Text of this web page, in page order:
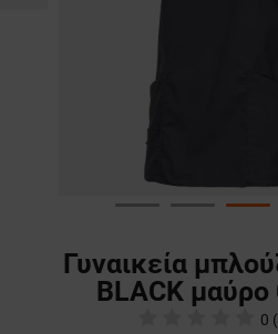
Γυναικεία
BLACK
0 (